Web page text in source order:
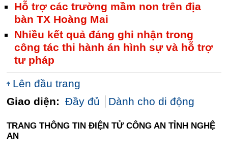
Hỗ trợ các trường mầm non trên địa
bàn TX Hoàng Mai
Nhiều kết quả đáng ghi nhận trong
công tác thi hành án hình sự và hỗ trợ
tư pháp
Lên đầu trang
Giao diện: Đầy đủ Dành cho di động
TRANG THÔNG TIN ĐIỆN TỬ CÔNG AN TỈNH NGHỆ
AN